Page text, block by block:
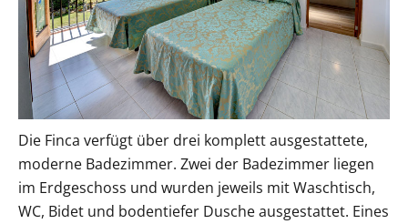
Die Finca verfügt über drei komplett ausgestattete,
moderne Badezimmer. Zwei der Badezimmer liegen
im Erdgeschoss und wurden jeweils mit Waschtisch,
WC, Bidet und bodentiefer Dusche ausgestattet. Eines